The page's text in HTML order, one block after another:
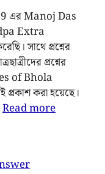
9 এর Manoj Das
Extra
সাথে প্রশ্নের
প্রশ্নের
of Bhola
করা হয়েছে।
Read more